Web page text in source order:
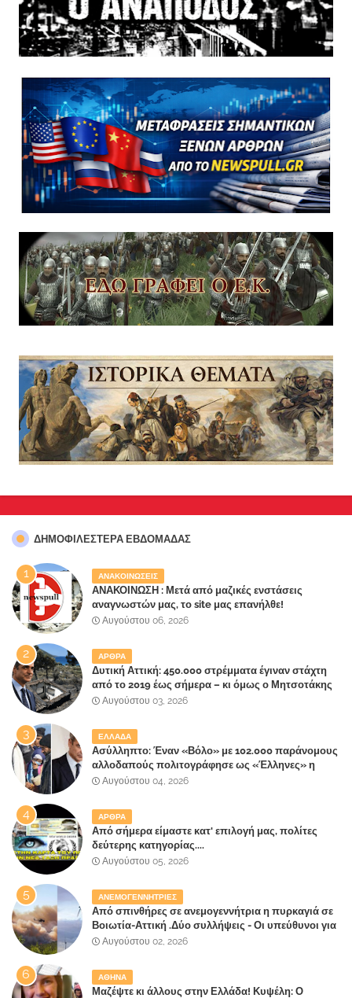
ΔΗΜΟΦΙΛΈΣΤΕΡΑ ΕΒΔΟΜΆΔΑΣ
ΑΝΑΚΟΙΝΩΣΕΙΣ
ΑΝΑΚΟΙΝΩΣΗ : Μετά από μαζικές ενστάσεις
αναγνωστών μας, το site μας επανήλθε!
Αυγούστου 06, 2026
ΑΡΘΡΑ
Δυτική Αττική: 450.000 στρέμματα έγιναν στάχτη
από το 2019 έως σήμερα – κι όμως ο Μητσοτάκης
έλαβε 40% και 45% στις εκλογές του 2023,ενώ 50%
Αυγούστου 03, 2026
ΕΛΛΑΔΑ
Ασύλληπτο: Έναν «Βόλο» με 102.000 παράνομους
αλλοδαπούς πολιτογράφησε ως «Έλληνες» η
κυβέρνηση!
Αυγούστου 04, 2026
ΑΡΘΡΑ
Από σήμερα είμαστε κατ' επιλογή μας, πολίτες
δεύτερης κατηγορίας....
Αυγούστου 05, 2026
ΑΝΕΜΟΓΕΝΝΗΤΡΙΕΣ
Από σπινθήρες σε ανεμογεννήτρια η πυρκαγιά σε
Βοιωτία-Αττική .Δύο συλλήψεις - Οι υπεύθυνοι για
την λάθος διαχείριση της κατάσβεσης θα
Αυγούστου 02, 2026
ΑΘΗΝΑ
Μαζέψτε κι άλλους στην Ελλάδα! Κυψέλη: Ο